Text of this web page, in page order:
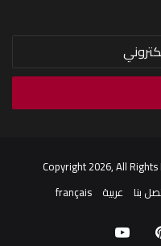
بنا عربية français
بينتيريستيوتيوب